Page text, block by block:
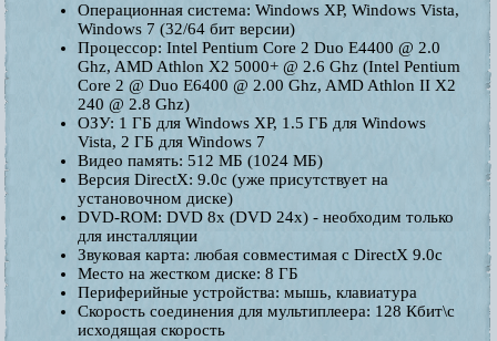
Операционная система: Windows XP, Windows Vista,
Windows 7 (32/64 бит версии)
Процессор: Intel Pentium Core 2 Duo E4400 @ 2.0
Ghz, AMD Athlon X2 5000+ @ 2.6 Ghz (Intel Pentium
Core 2 @ Duo E6400 @ 2.00 Ghz, AMD Athlon II X2
240 @ 2.8 Ghz)
ОЗУ: 1 ГБ для Windows XP, 1.5 ГБ для Windows
Vista, 2 ГБ для Windows 7
Видео память: 512 МБ (1024 МБ)
Версия DirectX: 9.0c (уже присутствует на
установочном диске)
DVD-ROM: DVD 8x (DVD 24x) - необходим только
для инсталляции
Звуковая карта: любая совместимая с DirectX 9.0c
Место на жестком диске: 8 ГБ
Периферийные устройства: мышь, клавиатура
Скорость соединения для мультиплеера: 128 Кбит\с
исходящая скорость